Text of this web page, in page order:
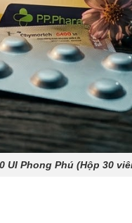
UI Phong Phú (Hộp 30